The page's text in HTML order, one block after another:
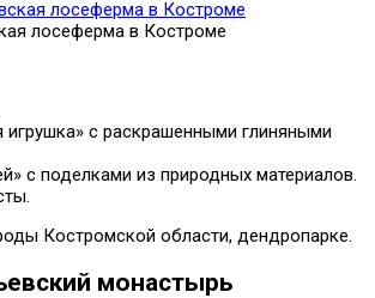
лосеферма в Костроме
игрушка» с раскрашенными глиняными
с поделками из природных материалов.
Костромской области, дендропарке.
монастырь